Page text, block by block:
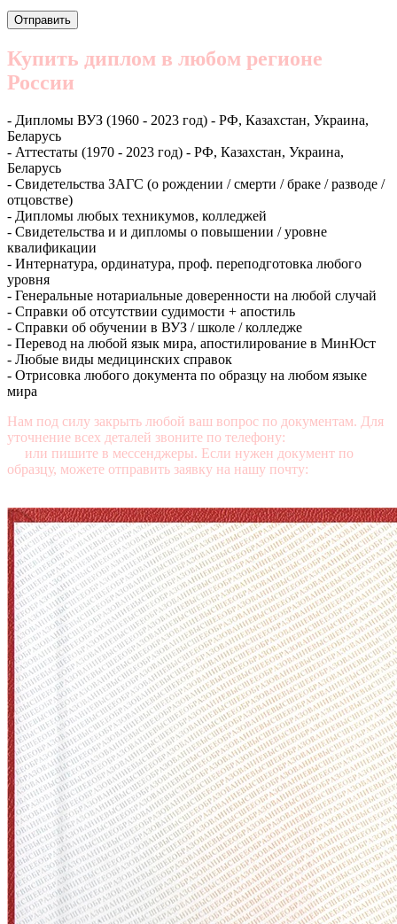
Купить диплом в любом регионе
России
- Дипломы ВУЗ (1960 - 2023 год) - РФ, Казахстан, Украина,
Беларусь
- Аттестаты (1970 - 2023 год) - РФ, Казахстан, Украина,
Беларусь
- Свидетельства ЗАГС (о рождении / смерти / браке / разводе /
отцовстве)
- Дипломы любых техникумов, колледжей
- Свидетельства и и дипломы о повышении / уровне
квалификации
- Интернатура, ординатура, проф. переподготовка любого
уровня
- Генеральные нотариальные доверенности на любой случай
- Справки об отсутствии судимости + апостиль
- Справки об обучении в ВУЗ / школе / колледже
- Перевод на любой язык мира, апостилирование в МинЮст
- Любые виды медицинских справок
- Отрисовка любого документа по образцу на любом языке
мира
Нам под силу закрыть любой ваш вопрос по документам. Для
уточнение всех деталей звоните по телефону:
или пишите в мессенджеры. Если нужен документ по
образцу, можете отправить заявку на нашу почту: